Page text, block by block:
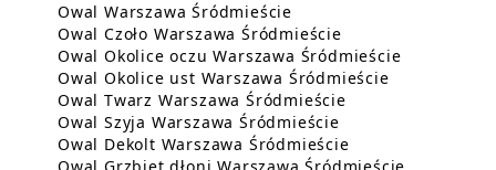
Zabiegi dla Owal Warszawa Śródmieście
Owal Warszawa Śródmieście
Owal Czoło Warszawa ŚródmieścieDowiedz się
Owal Okolice oczu Warszawa ŚródmieścieDowiedz
Owal Okolice ust Warszawa ŚródmieścieDowiedz się
Owal Twarz Warszawa ŚródmieścieDowiedz się
Owal Szyja Warszawa ŚródmieścieDowiedz się
Owal Dekolt Warszawa ŚródmieścieDowiedz się